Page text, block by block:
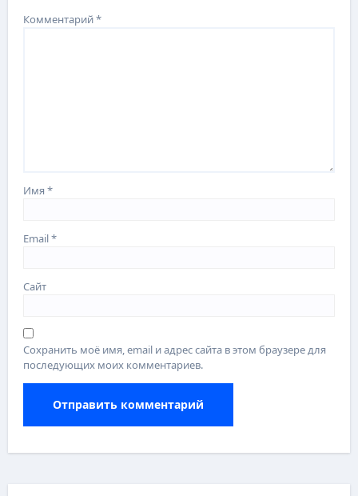
Комментарий*
Имя*
Email*
Сайт
Сохранить моё имя, email и адрес сайта в этом браузере для
последующих моих комментариев.